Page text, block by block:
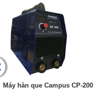
Máy hàn que Campus CP-200